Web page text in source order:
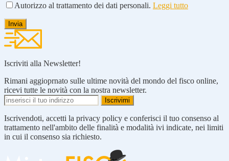
Autorizzo al trattamento dei dati personali. Leggi tutto
Iscriviti alla Newsletter!
Rimani aggioprnato sulle ultime novità del mondo del fisco online,
ricevi tutte le novità con la nostra newsletter.
Iscrivendoti, accetti la privacy policy e conferisci il tuo consenso al
trattamento nell'ambito delle finalità e modalità ivi indicate, nei limiti
in cui il consenso sia richiesto.